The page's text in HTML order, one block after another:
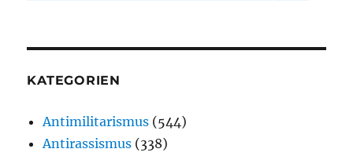
KATEGORIEN
Antimilitarismus (544)
Antirassismus (338)